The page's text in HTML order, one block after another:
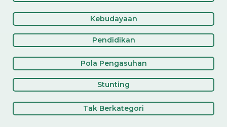
Kebudayaan
Pendidikan
Pola Pengasuhan
Stunting
Tak Berkategori